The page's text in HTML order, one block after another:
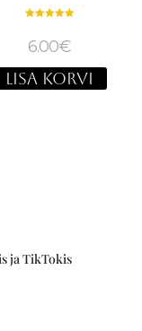
/ 5
6.00€
LISA KORVI
ja TikTokis